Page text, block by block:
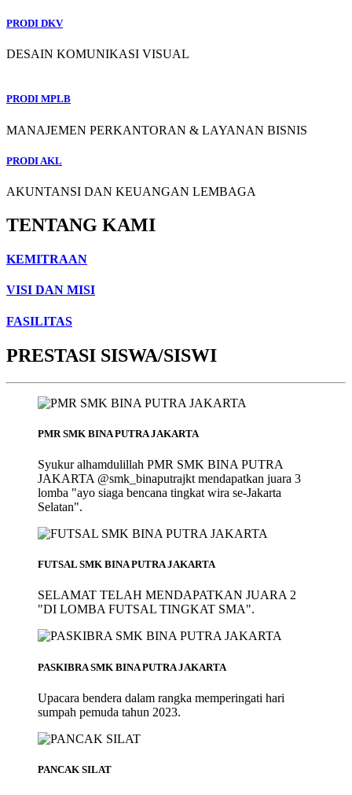
PRODI DKV
DESAIN KOMUNIKASI VISUAL
PRODI MPLB
MANAJEMEN PERKANTORAN & LAYANAN BISNIS
PRODI AKL
AKUNTANSI DAN KEUANGAN LEMBAGA
TENTANG KAMI
KEMITRAAN
VISI DAN MISI
FASILITAS
PRESTASI SISWA/SISWI
PMR SMK BINA PUTRA JAKARTA
Syukur alhamdulillah PMR SMK BINA PUTRA
JAKARTA @smk_binaputrajkt mendapatkan juara 3
lomba "ayo siaga bencana tingkat wira se-Jakarta
Selatan".
FUTSAL SMK BINA PUTRA JAKARTA
SELAMAT TELAH MENDAPATKAN JUARA 2
"DI LOMBA FUTSAL TINGKAT SMA".
PASKIBRA SMK BINA PUTRA JAKARTA
Upacara bendera dalam rangka memperingati hari
sumpah pemuda tahun 2023.
PANCAK SILAT